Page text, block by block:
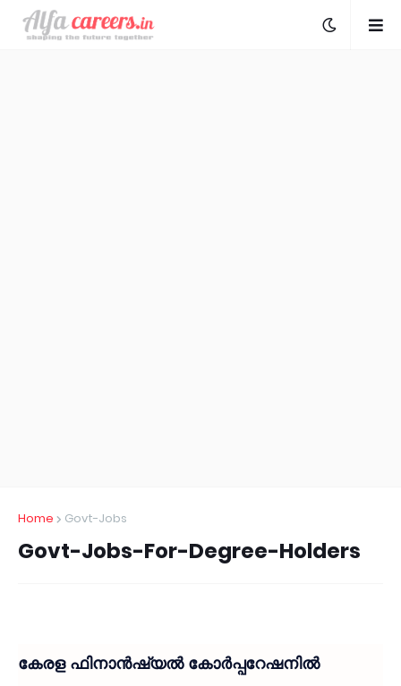
Home Govt-Jobs
Govt-Jobs-For-Degree-Holders
കേരള ഫിനാൻഷ്യൽ കോർപ്പറേഷനിൽ